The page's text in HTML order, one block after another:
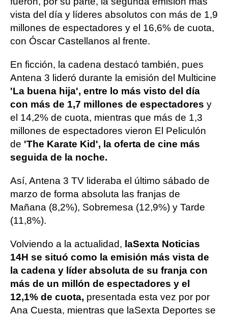
vista del día y líderes absolutos con más de 1,9
millones de espectadores y el 16,6% de cuota,
con Óscar Castellanos al frente.
En ficción, la cadena destacó también, pues
Antena 3 lideró durante la emisión del Multicine
'La buena hija', entre lo más visto del día
con más de 1,7 millones de espectadores y
el 14,2% de cuota, mientras que más de 1,3
millones de espectadores vieron El Peliculón
de 'The Karate Kid', la oferta de cine más
seguida de la noche.
Así, Antena 3 TV lideraba el último sábado de
marzo de forma absoluta las franjas de
Mañana (8,2%), Sobremesa (12,9%) y Tarde
(11,8%).
Volviendo a la actualidad, laSexta Noticias
14H se situó como la emisión más vista de
la cadena y líder absoluta de su franja con
más de un millón de espectadores y el
12,1% de cuota, presentada esta vez por por
Ana Cuesta, mientras que laSexta Deportes se